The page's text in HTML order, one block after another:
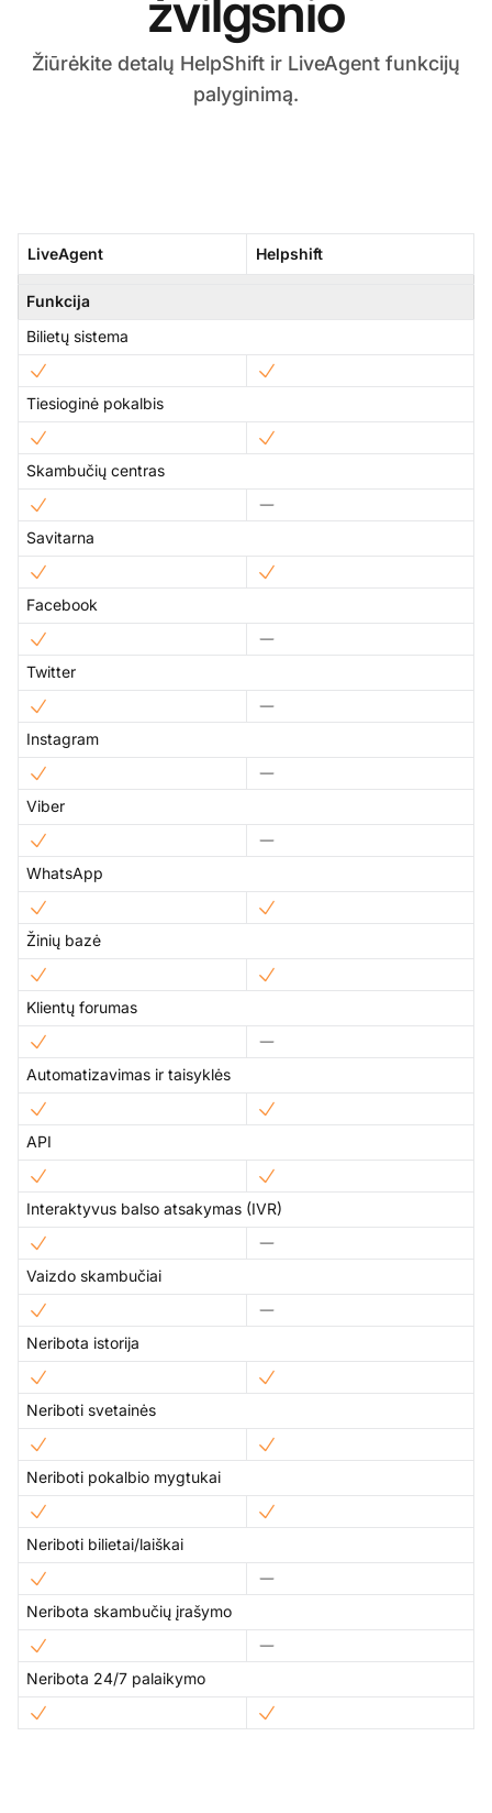
Žiūrėkite detalų HelpShift ir LiveAgent funkcijų
palyginimą.
LiveAgent Helpshift
Funkcija
Bilietų sistema
Tiesioginė pokalbis
Skambučių centras
Savitarna
Facebook
Twitter
Instagram
Viber
WhatsApp
Žinių bazė
Klientų forumas
Automatizavimas ir taisyklės
API
Interaktyvus balso atsakymas (IVR)
Vaizdo skambučiai
Neribota istorija
Neriboti svetainės
Neriboti pokalbio mygtukai
Neriboti bilietai/laiškai
Neribota skambučių įrašymo
Neribota 24/7 palaikymo